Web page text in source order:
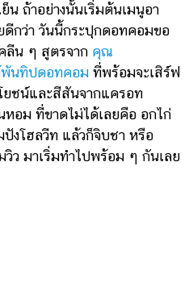
น ถ้าอย่างนั้นเริ่มต้นเมนูอา
ดีกว่า วันนี้กระปุกดอทคอมขอ
ลีน ๆ สูตรจาก คุณ
พันทิปดอทคอม ที่พร้อมจะเสิร์ฟ
ยชน์และสีสันจากแครอท
อม ที่ขาดไม่ได้เลยคือ อกไก่
งโฮลวีท แล้วก็จิบชา หรือ
ว มาเริ่มทำไปพร้อม ๆ กันเลย